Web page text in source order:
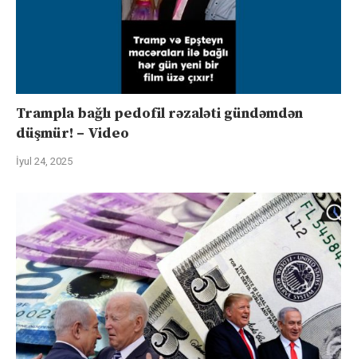
Trampla bağlı pedofil rəzaləti gündəmdən
düşmür! – Video
İyul 24, 2025